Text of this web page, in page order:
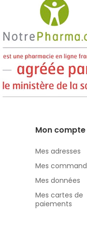
Mon compte
Mes adresses
Mes
Mes données
Mes cartes de
paiements